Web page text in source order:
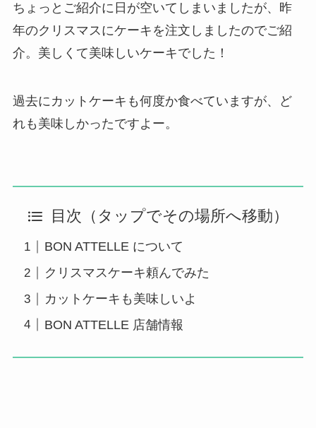
ちょっとご紹介に日が空いてしまいましたが、昨
年のクリスマスにケーキを注文しましたのでご紹
介。美しくて美味しいケーキでした！
過去にカットケーキも何度か食べていますが、ど
れも美味しかったですよー。
目次（タップでその場所へ移動）
BON ATTELLE について
クリスマスケーキ頼んでみた
カットケーキも美味しいよ
BON ATTELLE 店舗情報